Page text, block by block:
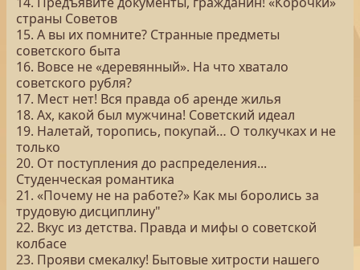
страны Советов
15. А вы их помните? Странные предметы
советского быта
16. Вовсе не «деревянный». На что хватало
советского рубля?
17. Мест нет! Вся правда об аренде жилья
18. Ах, какой был мужчина! Советский идеал
19. Налетай, торопись, покупай… О толкучках и не
только
20. От поступления до распределения...
Студенческая романтика
21. «Почему не на работе?» Как мы боролись за
трудовую дисциплину"
22. Вкус из детства. Правда и мифы о советской
колбасе
23. Прояви смекалку! Бытовые хитрости нашего